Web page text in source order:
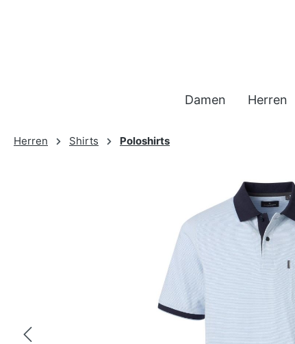
Damen Herren
Herren Shirts Poloshirts